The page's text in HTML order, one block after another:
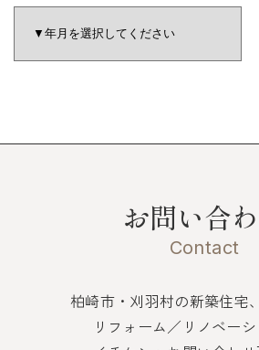
お問い合
Contact
柏崎市・刈羽村の新築住宅
リフォーム／リノベーシ